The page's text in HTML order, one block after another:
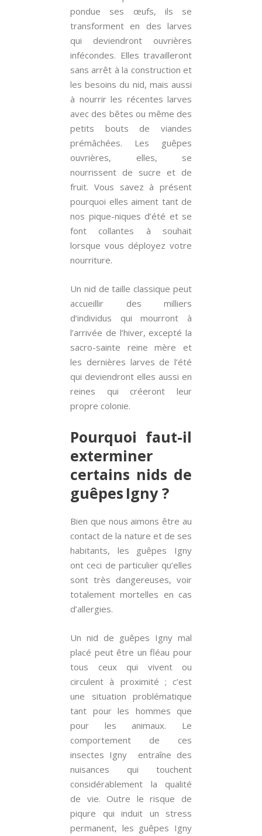
pondue ses œufs, ils se
transforment en des larves
qui deviendront ouvrières
infécondes. Elles travailleront
sans arrêt à la construction et
les besoins du nid, mais aussi
à nourrir les récentes larves
avec des bêtes ou même des
petits bouts de viandes
prémâchées. Les guêpes
ouvrières, elles, se
nourrissent de sucre et de
fruit. Vous savez à présent
pourquoi elles aiment tant de
nos pique-niques d’été et se
font collantes à souhait
lorsque vous déployez votre
nourriture.
Un nid de taille classique peut
accueillir des milliers
d’individus qui mourront à
l’arrivée de l’hiver, excepté la
sacro-sainte reine mère et
les dernières larves de l’été
qui deviendront elles aussi en
reines qui créeront leur
propre colonie.
Pourquoi faut-il
exterminer
certains nids de
guêpes Igny ?
Bien que nous aimons être au
contact de la nature et de ses
habitants, les guêpes Igny
ont ceci de particulier qu’elles
sont très dangereuses, voir
totalement mortelles en cas
d’allergies.
Un nid de guêpes Igny mal
placé peut être un fléau pour
tous ceux qui vivent ou
circulent à proximité ; c’est
une situation problématique
tant pour les hommes que
pour les animaux. Le
comportement de ces
insectes Igny entraîne des
nuisances qui touchent
considérablement la qualité
de vie. Outre le risque de
piqure qui induit un stress
permanent, les guêpes Igny